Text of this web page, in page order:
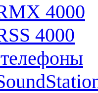
4000
4000